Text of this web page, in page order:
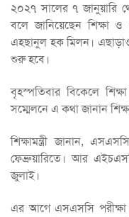
২০২৭ সালের ৭ জানুয়ারি
বলে জানিয়েছেন শিক্ষা
এহছানুল হক মিলন।
শুরু হবে।
বৃহস্পতিবার বিকেলে
সম্মেলনে এ কথা জানান
শিক্ষামন্ত্রী জানান,
ফেব্রুয়ারিতে। আর
জুলাই।
এর আগে এসএসসি পরীক্ষা